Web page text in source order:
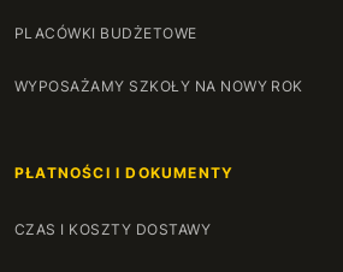
PLACÓWKI BUDŻETOWE
WYPOSAŻAMY SZKOŁY NA NOWY ROK
PŁATNOŚCI I DOKUMENTY
CZAS I KOSZTY DOSTAWY